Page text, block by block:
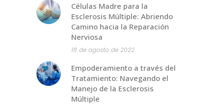
Células Madre para la
Esclerosis Múltiple: Abriendo
Camino hacia la Reparación
Nerviosa
18 de agosto de 2022
Empoderamiento a través del
Tratamiento: Navegando el
Manejo de la Esclerosis
Múltiple